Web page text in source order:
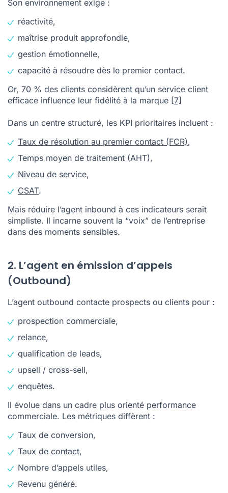
Son environnement exige :
réactivité,
maîtrise produit approfondie,
gestion émotionnelle,
capacité à résoudre dès le premier contact.
Or, 70 % des clients considèrent qu’un service client
efficace influence leur fidélité à la marque [7]
Dans un centre structuré, les KPI prioritaires incluent :
Taux de résolution au premier contact (FCR),
Temps moyen de traitement (AHT),
Niveau de service,
CSAT.
Mais réduire l’agent inbound à ces indicateurs serait
simpliste. Il incarne souvent la “voix” de l’entreprise
dans des moments sensibles.
2. L’agent en émission d’appels
(Outbound)
L’agent outbound contacte prospects ou clients pour :
prospection commerciale,
relance,
qualification de leads,
upsell / cross-sell,
enquêtes.
Il évolue dans un cadre plus orienté performance
commerciale. Les métriques diffèrent :
Taux de conversion,
Taux de contact,
Nombre d’appels utiles,
Revenu généré.